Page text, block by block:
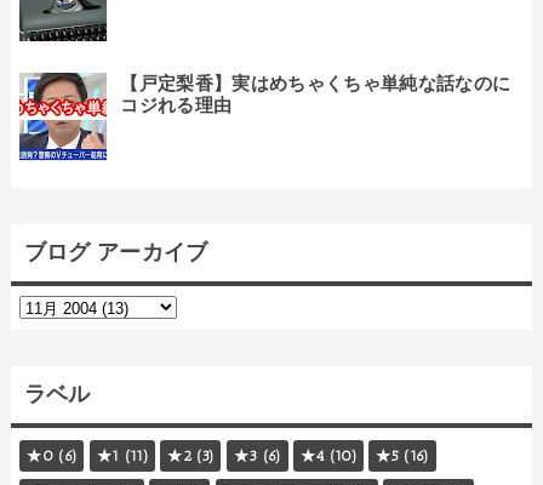
【戸定梨香】実はめちゃくちゃ単純な話なのに
コジれる理由
ブログ アーカイブ
ラベル
★0 (6) ★1 (11) ★2 (3) ★3 (6) ★4 (10) ★5 (16)